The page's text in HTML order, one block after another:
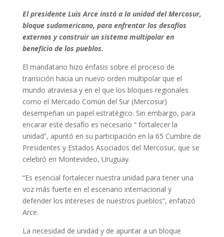
El presidente Luis Arce instó a la unidad del Mercosur,
bloque sudamericano, para enfrentar los desafíos
externos y construir un sistema multipolar en
beneficio de los pueblos.
El mandatario hizo énfasis sobre el proceso de
transición hacia un nuevo orden multipolar que el
mundo atraviesa y en el que los bloques regionales
como el Mercado Común del Sur (Mercosur)
desempeñan un papel estratégico. Sin embargo, para
encarar este desafío es necesario “ fortalecer la
unidad”, apuntó en su participación en la 65 Cumbre de
Presidentes y Estados Asociados del Mercosur, que se
celebró en Montevideo, Uruguay.
“Es esencial fortalecer nuestra unidad para tener una
voz más fuerte en el escenario internacional y
defender los intereses de nuestros pueblos”, enfatizó
Arce.
La necesidad de unidad y de apuntar a un bloque